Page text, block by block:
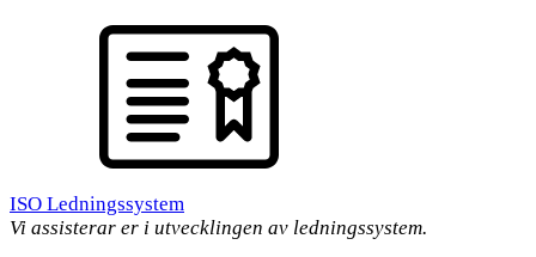
ISO Ledningssystem
Vi assisterar er i utvecklingen av ledningssystem.